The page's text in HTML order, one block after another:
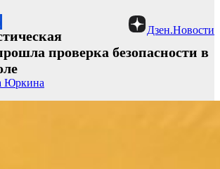
Дзен.Новости
проверка безопасности в
Юркина